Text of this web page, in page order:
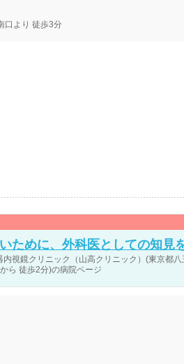
口より 徒歩3分
ために、外科医としての知見
内視鏡クリニック（山高クリニック）(東京都
ら 徒歩2分)の病院ページ